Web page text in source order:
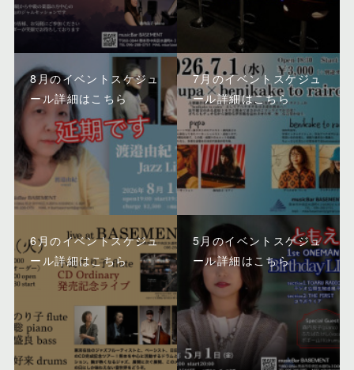
8月のイベントスケジュ
ール詳細はこちら
7月のイベントスケジュ
ール詳細はこちら
6月のイベントスケジュ
ール詳細はこちら
5月のイベントスケジュ
ール詳細はこちら